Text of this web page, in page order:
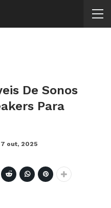
De Sonos
Para
7 out, 2025